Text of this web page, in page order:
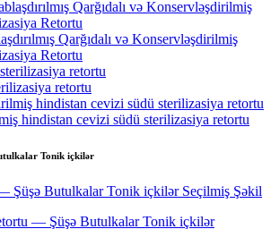
Qarğıdalı və Konservləşdirilmiş
Retortu
retortu
hindistan cevizi südü sterilizasiya retortu
Tonik içkilər